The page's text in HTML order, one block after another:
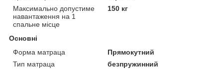
Максимально допустиме
навантаження на 1
спальне місце
150 кг
Основні
Форма матраца
Прямокутний
Тип матраца
безпружинний